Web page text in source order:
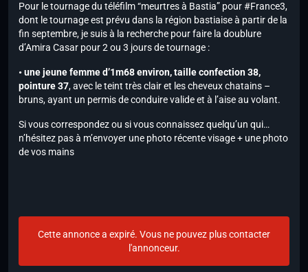
Pour le tournage du téléfilm “meurtres à Bastia” pour #France3,
dont le tournage est prévu dans la région bastiaise à partir de la
fin septembre, je suis à la recherche pour faire la doublure
d’Amira Casar pour 2 ou 3 jours de tournage :
• une jeune femme d’1m68 environ, taille confection 38,
pointure 37, avec le teint très clair et les cheveux chatains –
bruns, ayant un permis de conduire valide et à l’aise au volant.
Si vous correspondez ou si vous connaissez quelqu’un qui…
n’hésitez pas à m’envoyer une photo récente visage + une photo
de vos mains
Cette annonce a expiré. Vous ne pouvez plus contacter
l'annonceur.